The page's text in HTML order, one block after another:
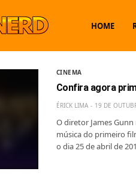
HOME
CINEMA
Confira agora
ÉRICK LIMA 19 DE
O diretor James
música do primeiro
o dia 25 de abril de